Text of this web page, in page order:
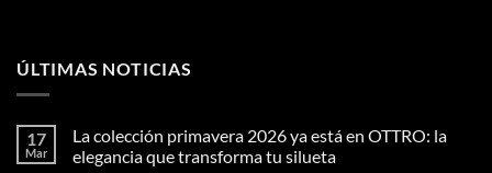
ÚLTIMAS NOTICIAS
17
Mar
La colección primavera 2026 ya está en OTTRO: la
elegancia que transforma tu silueta